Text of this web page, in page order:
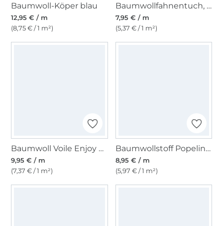
Baumwoll-Köper blau
12,95 € / m
(8,75 € / 1 m²)
Baumwollfahnentuch, rot
7,95 € / m
(5,37 € / 1 m²)
Baumwoll Voile Enjoy Bright Horizon Elephants, pink
9,95 € / m
(7,37 € / 1 m²)
Baumwollstoff Popeline mittelgrün
8,95 € / m
(5,97 € / 1 m²)